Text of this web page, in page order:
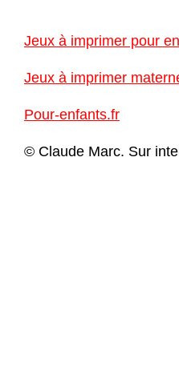
Jeux à imprimer pour
Jeux à imprimer
Pour-enfants.fr
© Claude Marc. Sur